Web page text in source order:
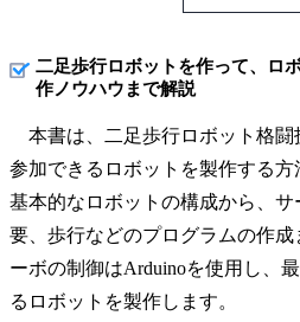
二足歩行ロボットを作って、ロ
作ノウハウまで解説
本書は、二足歩行ロボット格闘
参加できるロボットを製作する方
基本的なロボットの構成から、
要、歩行などのプログラムの作
ーボの制御はArduinoを使用し、
るロボットを製作します。